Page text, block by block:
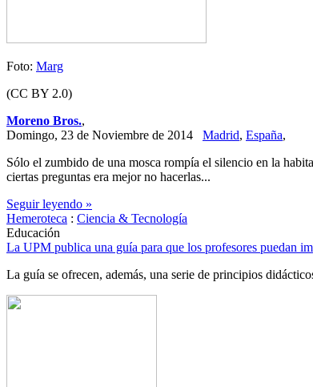
Foto: Marg
(CC BY 2.0)
Moreno Bros.,
Domingo, 23 de Noviembre de 2014 Madrid, España,
Sólo el zumbido de una mosca rompía el silencio en la
ciertas preguntas era mejor no hacerlas...
Seguir leyendo »
Hemeroteca : Ciencia & Tecnología
Educación
La UPM publica una guía para que los profesores puedan
La guía se ofrecen, además, una serie de principios